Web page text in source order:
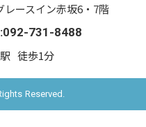
ースイン赤坂6・7階
731-8488
徒歩1分
Reserved.